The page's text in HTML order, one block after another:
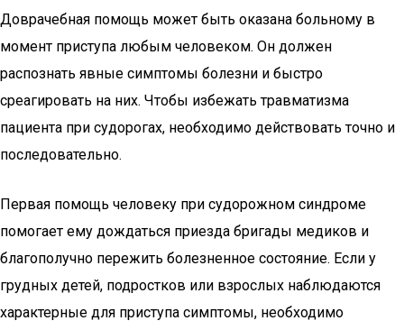
Доврачебная помощь может быть оказана больному в
момент приступа любым человеком. Он должен
распознать явные симптомы болезни и быстро
среагировать на них. Чтобы избежать травматизма
пациента при судорогах, необходимо действовать точно и
последовательно.
Первая помощь человеку при судорожном синдроме
помогает ему дождаться приезда бригады медиков и
благополучно пережить болезненное состояние. Если у
грудных детей, подростков или взрослых наблюдаются
характерные для приступа симптомы, необходимо